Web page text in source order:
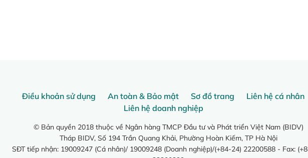
Điều khoản sử dụng An toàn & Bảo mật Sơ đồ trang
Liên hệ cá nhân
Liên hệ doanh nghiệp
© Bản quyền 2018 thuộc về Ngân hàng TMCP Đầu tư và Phát triển Việt Nam (BIDV)
Tháp BIDV, Số 194 Trần Quang Khải, Phường Hoàn Kiếm, TP Hà Nội
SĐT tiếp nhận: 19009247 (Cá nhân)/ 19009248 (Doanh nghiệp)/(+84-24) 22200588 - Fax: